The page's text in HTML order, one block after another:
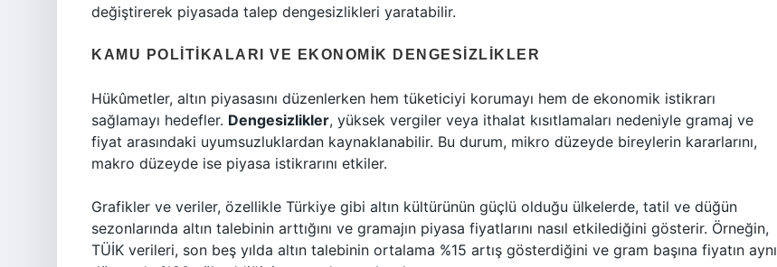
değiştirerek piyasada talep dengesizlikleri yaratabilir.
KAMU POLITIKALARI VE EKONOMIK DENGESIZLIKLER
Hükûmetler, altın piyasasını düzenlerken hem tüketiciyi korumayı hem de ekonomik istikrarı
sağlamayı hedefler. Dengesizlikler, yüksek vergiler veya ithalat kısıtlamaları nedeniyle gramaj ve
fiyat arasındaki uyumsuzluklardan kaynaklanabilir. Bu durum, mikro düzeyde bireylerin kararlarını,
makro düzeyde ise piyasa istikrarını etkiler.
Grafikler ve veriler, özellikle Türkiye gibi altın kültürünün güçlü olduğu ülkelerde, tatil ve düğün
sezonlarında altın talebinin arttığını ve gramajın piyasa fiyatlarını nasıl etkilediğini gösterir. Örneğin,
TÜİK verileri, son beş yılda altın talebinin ortalama %15 artış gösterdiğini ve gram başına fiyatın aynı